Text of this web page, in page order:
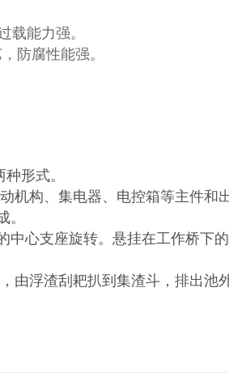
载能力强。
防腐性能强。
形式。
构、集电器、电控箱等主件和
中心支座旋转。悬挂在工作桥下
浮渣刮耙扒到集渣斗，排出池外